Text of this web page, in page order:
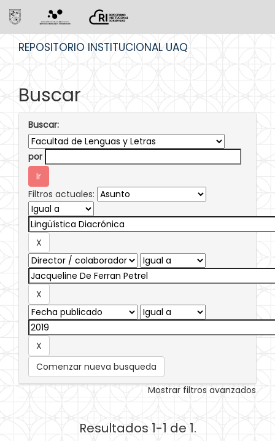
REPOSITORIO INSTITUCIONAL UAQ
Buscar
Buscar:
por
Filtros actuales:
Comenzar nueva busqueda
Mostrar filtros avanzados
Resultados 1-1 de 1.